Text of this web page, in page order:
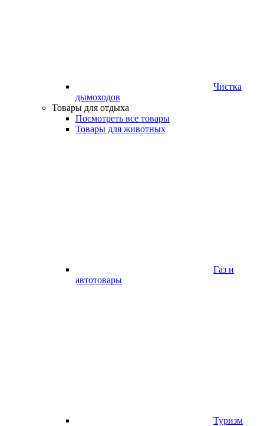
Чистка
дымоходов
Товары для отдыха
Посмотреть все товары
Товары для животных
Газ и
автотовары
Туризм